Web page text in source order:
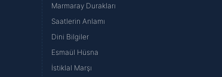
Marmaray Durakları
Saatlerin Anlamı
Dini Bilgiler
Esmaül Hüsna
İstiklal Marşı